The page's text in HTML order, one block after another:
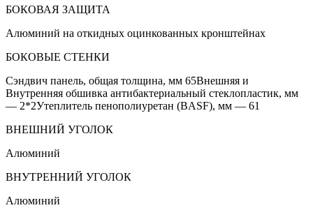
БОКОВАЯ ЗАЩИТА
Алюминий на откидных оцинкованных кронштейнах
БОКОВЫЕ СТЕНКИ
Сэндвич панель, общая толщина, мм 65Внешняя и
Внутренняя обшивка антибактериальный стеклопластик, мм
— 2*2Утеплитель пенополиуретан (BASF), мм — 61
ВНЕШНИЙ УГОЛОК
Алюминий
ВНУТРЕННИЙ УГОЛОК
Алюминий